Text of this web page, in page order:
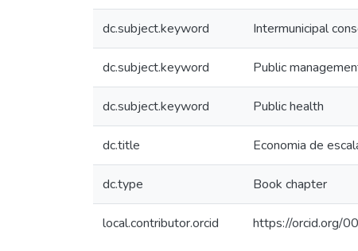
dc.subject.keyword Intermunicipal
dc.subject.keyword Public
dc.subject.keyword Public health
dc.title Economia de
dc.type Book chapter
local.contributor.orcid https://orcid.org/